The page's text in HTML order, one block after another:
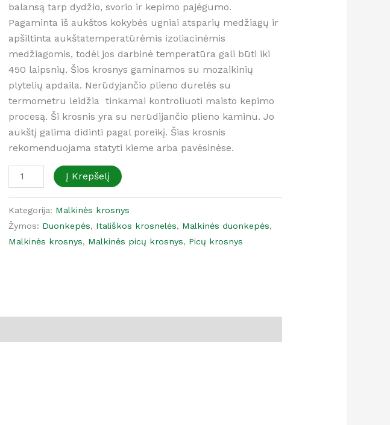
balansą tarp dydžio, svorio ir kepimo pajėgumo.
Pagaminta iš aukštos kokybės ugniai atsparių medžiagų ir
apšiltinta aukštatemperatūrėmis izoliacinėmis
medžiagomis, todėl jos darbinė temperatūra gali būti iki
450 laipsnių. Šios krosnys gaminamos su mozaikinių
plytelių apdaila. Nerūdyjančio plieno durelės su
termometru leidžia tinkamai kontroliuoti maisto kepimo
procesą. Ši krosnis yra su nerūdijančio plieno kaminu. Jo
aukštį galima didinti pagal poreikį. Šias krosnis
rekomenduojama statyti kieme arba pavėsinėse.
Į Krepšelį
Kategorija: Malkinės krosnys
Žymos: Duonkepės, Itališkos krosnelės, Malkinės duonkepės,
Malkinės krosnys, Malkinės picų krosnys, Picų krosnys